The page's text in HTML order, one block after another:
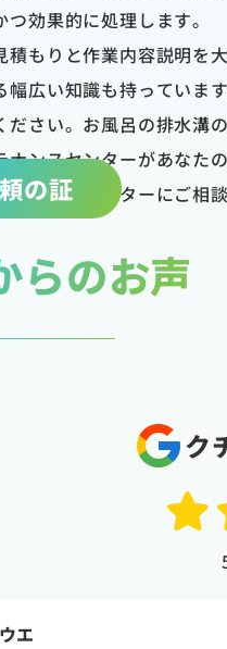
効果的に処理します。
もりと作業内容説明を
広い知識も持っています
さい。お風呂の排水溝
ンスセンターがあなた
ナンスセンターにご相
の証
らのお声
ク
エ